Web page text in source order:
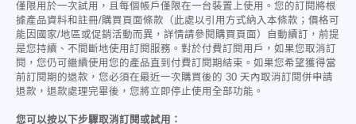
僅限用於一次試用，且每個帳戶僅限在一台裝置上使用。您的訂閱將根
據產品資料和註冊/購買頁面條款（此處以引用方式納入本條款；價格可
能因國家/地區或促銷活動而異，詳情請參閱購買頁面）自動續訂，前提
是您持續、不間斷地使用訂閱服務。對於付費訂閱用戶，如果您取消訂
閱，您仍可繼續使用您的產品直到付費訂閱期結束。如果您希望獲得當
前訂閱期的退款，您必須在最近一次購買後的 30 天內取消訂閱併申請
退款，退款處理完畢後，您將立即停止使用全部功能。
您可以按以下步驟取消訂閱或試用：